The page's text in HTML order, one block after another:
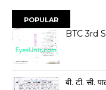
POPULAR
BTC 3rd
बी. टी. सी.